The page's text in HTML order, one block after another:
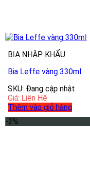
BIA NHẬP KHẨU
Bia Leffe vàng 330ml
SKU: Đang cập nhật
Giá: Liên Hệ
Thêm vào giỏ hàng
-2%